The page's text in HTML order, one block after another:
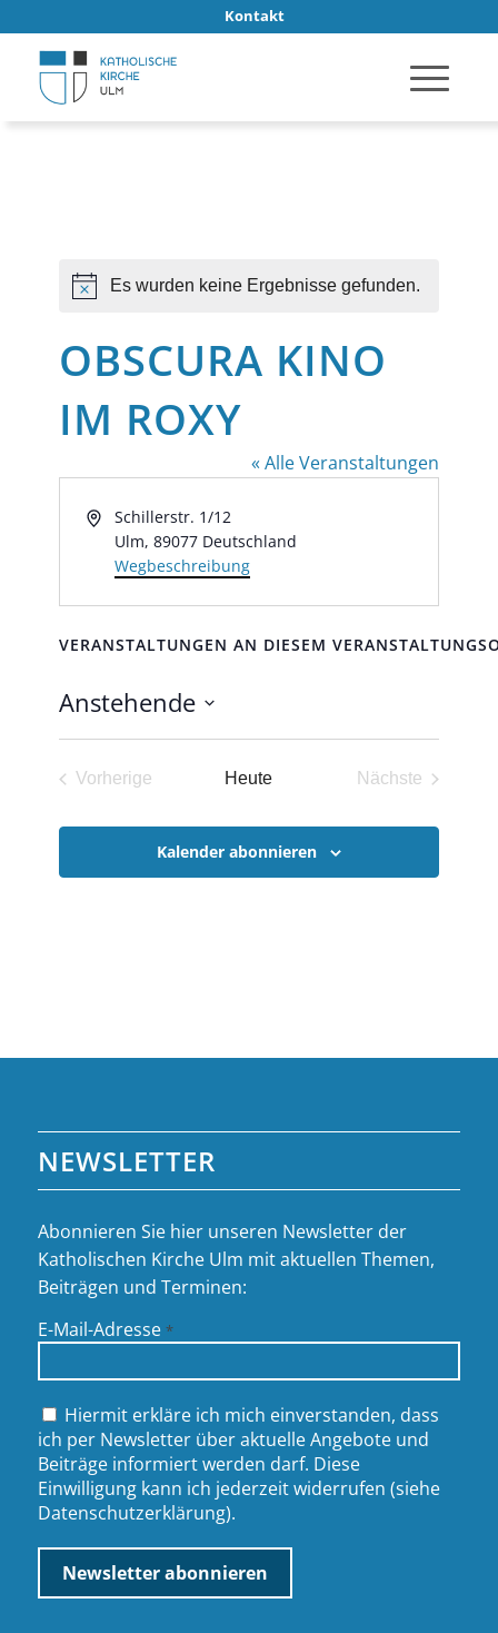
Kontakt
Hinweis
Es wurden keine Ergebnisse gefunden.
OBSCURA KINO
IM ROXY
« Alle Veranstaltungen
AdresseSchillerstr. 1/12
Ulm, 89077 Deutschland
Wegbeschreibung
VERANSTALTUNGEN AN DIESEM
Anstehende
Datum
Vorherige
Heute
Nächste
Kalender abonnieren
NEWSLETTER
Abonnieren Sie hier unseren Newsletter der
Katholischen Kirche Ulm mit aktuellen Themen,
Beiträgen und Terminen:
E-Mail-Adresse *
Hiermit erkläre ich mich einverstanden, dass
ich per Newsletter über aktuelle Angebote und
Beiträge informiert werden darf. Diese
Einwilligung kann ich jederzeit widerrufen (siehe
Datenschutzerklärung).